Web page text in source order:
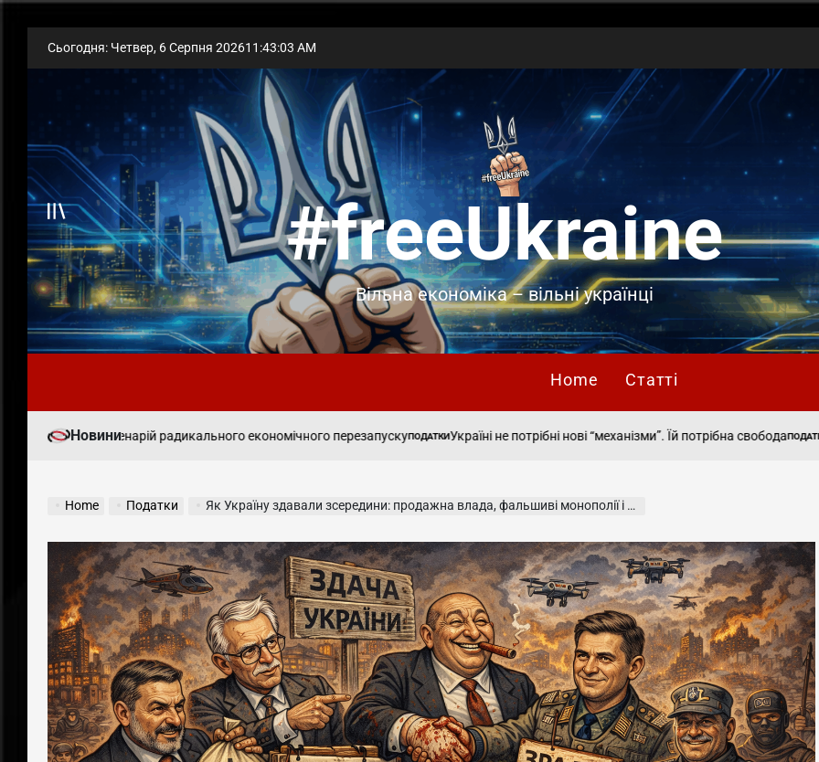
Сьогодня: Четвер, 6 Серпня 202611 :43:04 AM
Offcanvas #freeUkraine
Вільна економіка – вільні українці
Home Статті
Новини
і сценарій радикального економічного перезапускуPOSTED
ПОДАТКИУкраїні не потрібні нові “механізми”. Їй потрібна свободаPOSTED
ПОДАТКИБізнес
Home Податки Як Україну здавали зсередини: продажна влада, фальшиві монополії і війна як наслідок зради